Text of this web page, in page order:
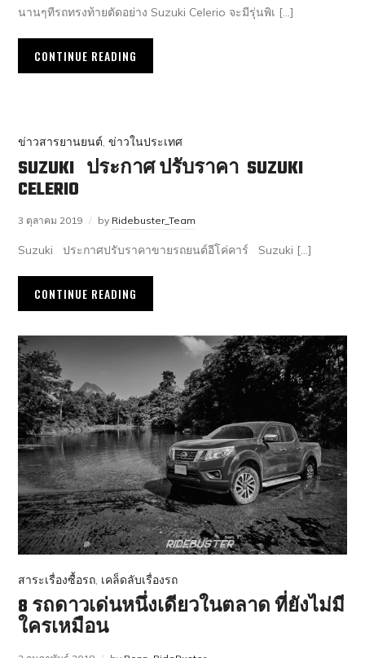
นานๆทีรถทรงท้ายตัดอย่าง Suzuki Celerio จะมีรุ่นพิเ […]
CONTINUE READING
ข่าวสารยานยนต์,ข่าวในประเทศ
SUZUKI ประกาศ ปรับราคา SUZUKI
CELERIO
3 ตุลาคม 2019 by Ridebuster_Team
Suzuki ประกาศปรับราคาขายรถยนต์อีโค่คาร์ Suzuki […]
CONTINUE READING
สาระเรื่องซื้อรถ, เคล็ดลับเรื่องรถ
8 รถดาวเด่นหนึ่งเดียวในตลาด ที่ยังไม่มี
ใครเหมือน